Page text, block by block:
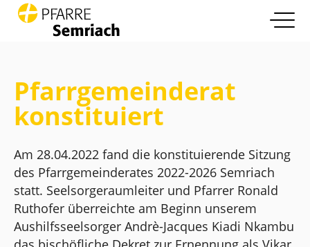
Pfarrleben
more
Die Pfarre more
Kontakt
Pfarrgemeinderat
konstituiert
Am 28.04.2022 fand die konstituierende Sitzung
des Pfarrgemeinderates 2022-2026 Semriach
statt. Seelsorgeraumleiter und Pfarrer Ronald
Ruthofer überreichte am Beginn unserem
Aushilfsseelsorger Andrè-Jacques Kiadi Nkambu